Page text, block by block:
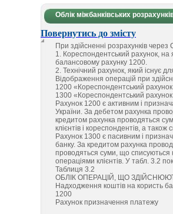
Облік міжбанківських
Повернутись до змісту
При здійсненні розрахунків
1. Кореспондентський рахунок, на
балансовому рахунку 1200.
2. Технічний рахунок, який існує
Відображення операцій при
1200 «Кореспондентський
1300 «Кореспондентський
Рахунок 1200 є активним і
України. За дебетом рахунка
кредитом рахунка проводяться
клієнтів і кореспондентів, а
Рахунок 1300 є пасивним і
банку. За кредитом рахунка
проводяться суми, що списуються
операціями клієнтів. У табл. 3.2
Таблиця 3.2
ОБЛІК ОПЕРАЦІЙ, ЩО
Надходження коштів на користь
1200
Рахунок призначення платежу